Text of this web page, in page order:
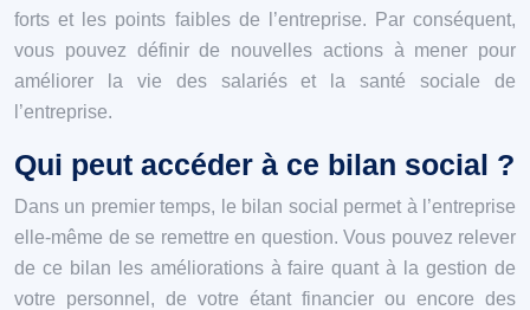
forts et les points faibles de l’entreprise. Par conséquent,
vous pouvez définir de nouvelles actions à mener pour
améliorer la vie des salariés et la santé sociale de
l’entreprise.
Qui peut accéder à ce bilan social ?
Dans un premier temps, le bilan social permet à l’entreprise
elle-même de se remettre en question. Vous pouvez relever
de ce bilan les améliorations à faire quant à la gestion de
votre personnel, de votre étant financier ou encore des